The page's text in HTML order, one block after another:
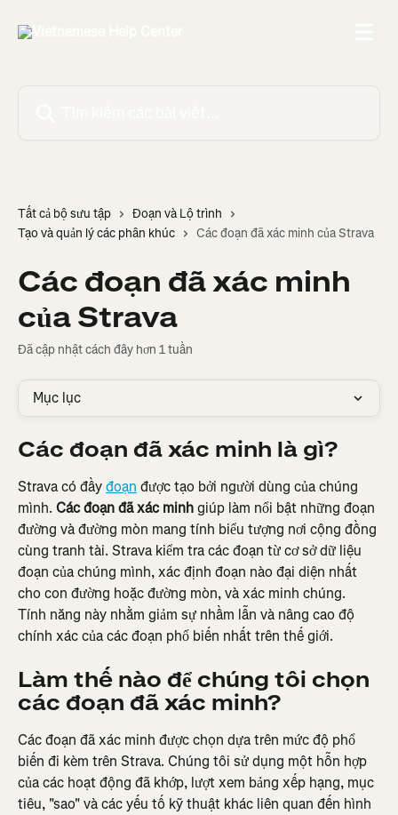
Tất cả bộ sưu tập
Đoạn và Lộ trình
Tạo và quản lý các phân khúc
Các đoạn đã xác minh của Strava
Các đoạn đã xác minh
của Strava
Đã cập nhật cách đây hơn 1 tuần
Mục lục
Các đoạn đã xác minh là gì?
Strava có đầy đoạn được tạo bởi người dùng của chúng
mình. Các đoạn đã xác minh giúp làm nổi bật những đoạn
đường và đường mòn mang tính biểu tượng nơi cộng đồng
cùng tranh tài. Strava kiểm tra các đoạn từ cơ sở dữ liệu
đoạn của chúng mình, xác định đoạn nào đại diện nhất
cho con đường hoặc đường mòn, và xác minh chúng.
Tính năng này nhằm giảm sự nhầm lẫn và nâng cao độ
chính xác của các đoạn phổ biến nhất trên thế giới.
Làm thế nào để chúng tôi chọn
các đoạn đã xác minh?
Các đoạn đã xác minh được chọn dựa trên mức độ phổ
biến đi kèm trên Strava. Chúng tôi sử dụng một hỗn hợp
của các hoạt động đã khớp, lượt xem bảng xếp hạng, mục
tiêu, "sao" và các yếu tố kỹ thuật khác liên quan đến hình